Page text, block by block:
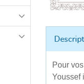
Pour
Youssef